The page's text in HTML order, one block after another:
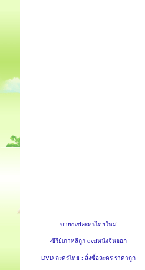
ขายdvdละครไทยใหม่
-ซีรีย์เกาหลีถูก dvdหนังจีนออก
DVD ละครไทย : สั่งซื้อละคร ราคาถูก